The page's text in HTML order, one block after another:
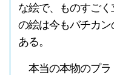
な絵で、ものすご
の絵は今もバチカ
ある。
本当の本物のプラ